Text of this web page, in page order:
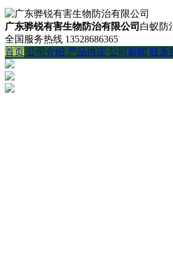
广东骅锐有害生物防治有限公司 白蚁防
全国服务热线 13528686365
首页 公司介绍 产品供应 公司新闻 联系